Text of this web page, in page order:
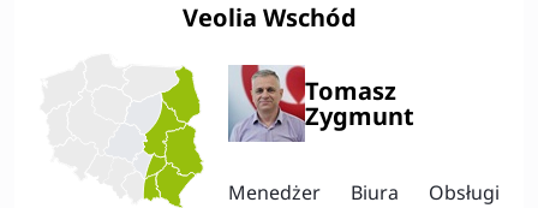
Veolia Wschód
Tomasz
Zygmunt
Menedżer Biura Obsługi